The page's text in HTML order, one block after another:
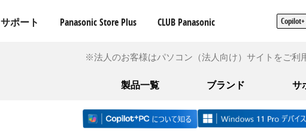
サポート Panasonic Store Plus CLUB Panasonic
※法人のお客様はパソコン（法人向け）サイトをご利
製品一覧 ブランド サ